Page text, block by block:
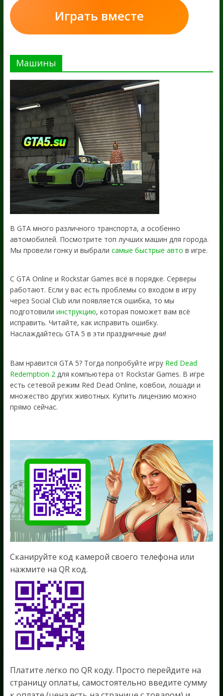
Играть вместе
Машины
В GTA много различного транспорта, а особенно
автомобилей. Посмотрите топ лучших машин для города.
Мы провели гонку и выбрали самые быстрые авто в игре.
С GTA Online и Rockstar Games всё в порядке. Серверы
работают. Если у вас есть проблемы со входом в игру
через Social Club или появляется ошибка, то мы
подготовили инструкцию, которая поможет вам всё
исправить. Читайте, как исправить ошибку.
Наслаждайтесь GTA 5 в эти праздничные дни!
Вам нравится GTA 5? Тогда попробуйте игру Red Dead
Redemption 2 для компьютера от Rockstar Games. В игре
есть сетевой режим Red Dead Online, ковбои, лошади и
множество других животных. Купить лицензию можно
прямо сейчас.
Сканируйте код камерой своего телефона или
нажмите на QR код.
Платите легко по QR коду. Просто перейдите на
страницу оплаты, самостоятельно введите сумму